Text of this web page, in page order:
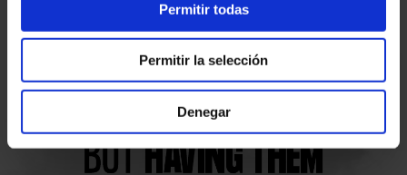
Permitir todas
Permitir la selección
Denegar